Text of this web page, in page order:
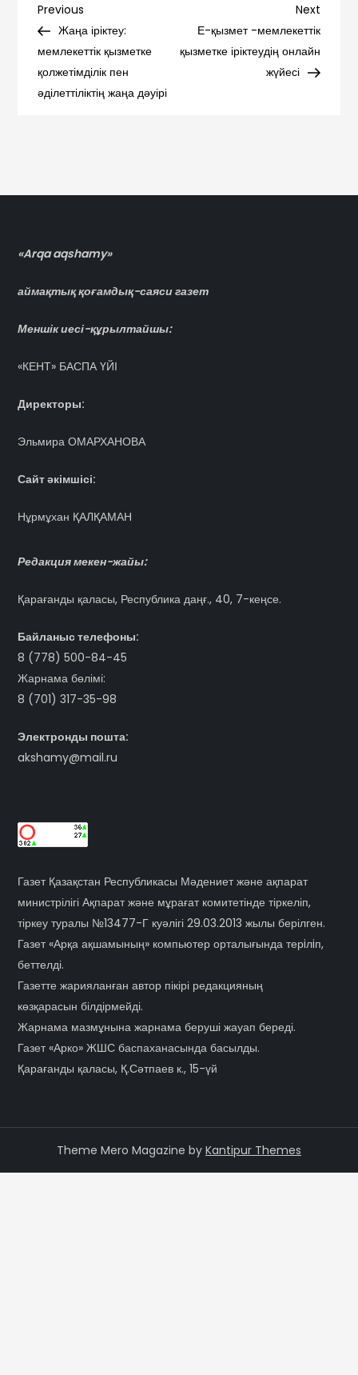
Навигация
по
записям
Previous
Post
Previous
Жаңа іріктеу:
мемлекеттік қызметке
қолжетімділік пен
әділеттіліктің жаңа дәуірі
Next
Post
Next
Е-қызмет -мемлекеттік
қызметке іріктеудің онлайн
жүйесі
«Arqa aqshamy»
аймақтық қоғамдық-саяси газет
Меншік иесі-құрылтайшы:
«КЕНТ» БАСПА ҮЙІ
Директоры:
Эльмира ОМАРХАНОВА
Сайт әкімшісі:
Нұрмұхан ҚАЛҚАМАН
Редакция мекен-жайы:
Қарағанды қаласы, Республика даңғ., 40, 7-кеңсе.
Байланыс телефоны:
8 (778) 500-84-45
Жарнама бөлімі:
8 (701) 317-35-98
Электронды пошта:
akshamy@mail.ru
Газет Қазақстан Республикасы Мәдениет және ақпарат
министрілігі Ақпарат және мұрағат комитетінде тіркеліп,
тіркеу туралы №13477-Г куәлігі 29.03.2013 жылы берілген.
Газет «Арқа ақшамының» компьютер орталығында терiлiп,
беттелді.
Газетте жарияланған автор пікірі редакцияның
көзқарасын білдірмейді.
Жарнама мазмұнына жарнама беруші жауап береді.
Газет «Арко» ЖШС баспаханасында басылды.
Қарағанды қаласы, Қ.Сәтпаев к., 15-үй
Theme Mero Magazine by Kantipur Themes